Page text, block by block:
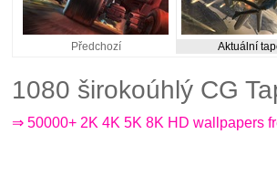
Předchozí Aktuální
1080 širokoúhlý CG
⇒ 50000+ 2K 4K 5K 8K HD wallpapers